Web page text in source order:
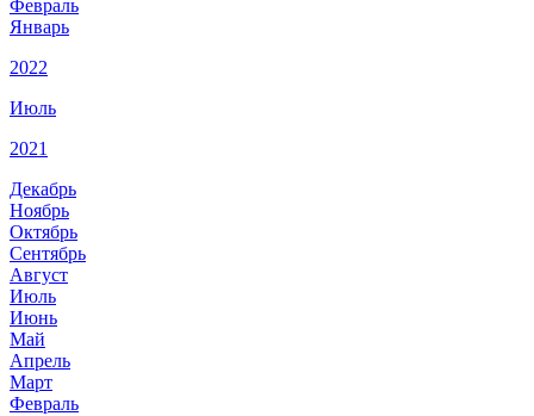
Февраль
Январь
2022
Июль
2021
Декабрь
Ноябрь
Октябрь
Сентябрь
Август
Июль
Июнь
Май
Апрель
Март
Февраль